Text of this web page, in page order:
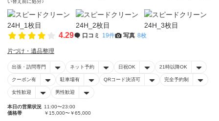
い替え前に処分♪
4.29 口コミ 19件 写真 8枚
片づけ・遺品整理
出張・訪問専門 ネット予約 日祝OK 21時以降OK
クーポン有 駐車場有 QRコード決済可 完全予約制
女性歓迎 男性歓迎
本日の営業状況 11:00〜23:00
価格帯
￥15,000〜￥65,000